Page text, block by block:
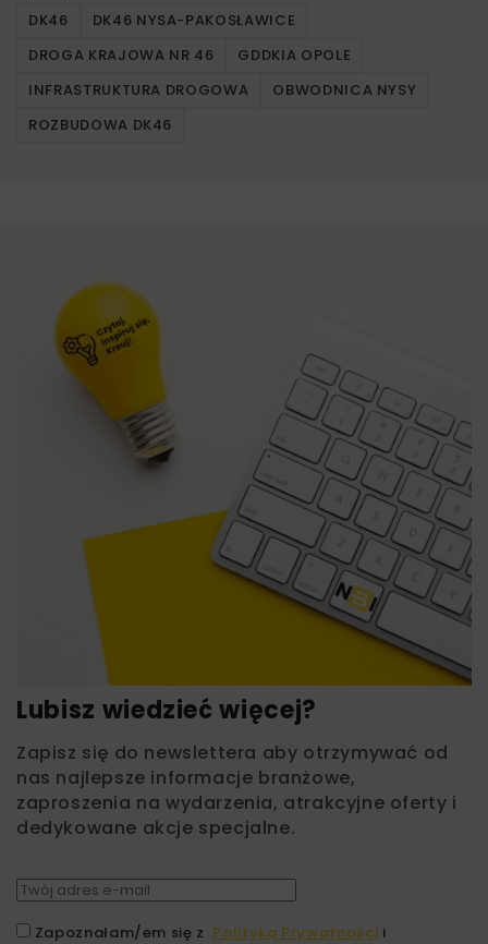
DK46
DK46 NYSA-PAKOSŁAWICE
DROGA KRAJOWA NR 46
GDDKIA OPOLE
INFRASTRUKTURA DROGOWA
OBWODNICA NYSY
ROZBUDOWA DK46
Lubisz wiedzieć więcej?
Zapisz się do newslettera aby otrzymywać od
nas najlepsze informacje branżowe,
zaproszenia na wydarzenia, atrakcyjne oferty i
dedykowane akcje specjalne.
Zapoznałam/em się z Polityką Prywatności i